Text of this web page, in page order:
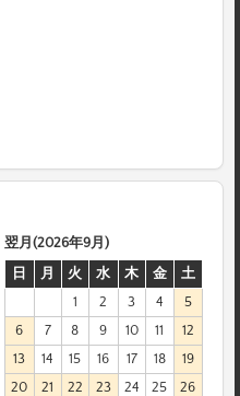
翌月(2026年9月)
日
月 火 水 木 金
土
1
2 3 4
5
6
7 8 9 10 11
12
13
14 15 16 17 18
19
20
21 22 23 24 25
26